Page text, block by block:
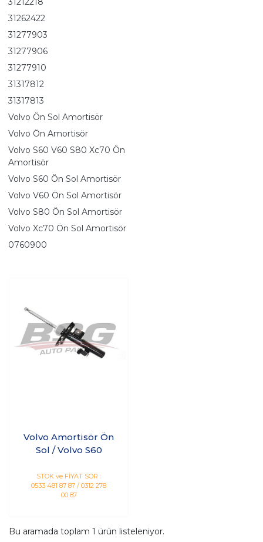
31262422
31277903
31277906
31277910
31317812
31317813
Volvo Ön Sol Amortisör
Volvo Ön Amortisör
Volvo S60 V60 S80 Xc70 Ön
Amortisör
Volvo S60 Ön Sol Amortisör
Volvo V60 Ön Sol Amortisör
Volvo S80 Ön Sol Amortisör
Volvo Xc70 Ön Sol Amortisör
0760900
Volvo Amortisör Ön
Sol / Volvo S60
STOK ve FİYAT SOR :
0533 481 87 87 / 0312 278
00 87
Bu aramada toplam 1 ürün listeleniyor.